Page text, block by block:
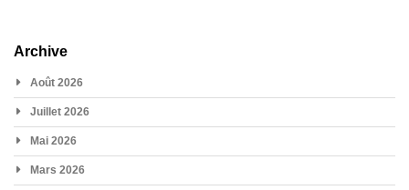
Archive
Août 2026
Juillet 2026
Mai 2026
Mars 2026